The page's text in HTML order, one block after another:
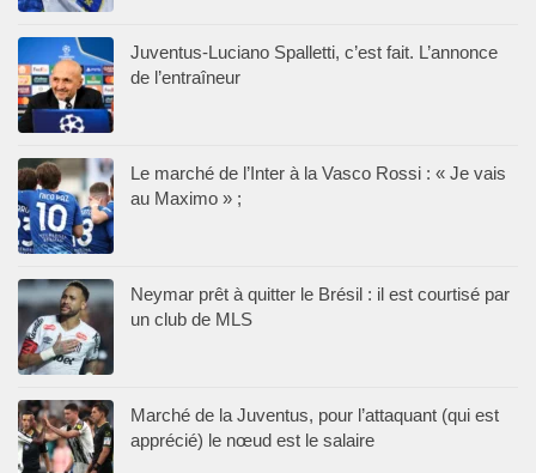
Juventus-Luciano Spalletti, c’est fait. L’annonce
de l’entraîneur
Le marché de l’Inter à la Vasco Rossi : « Je vais
au Maximo » ;
Neymar prêt à quitter le Brésil : il est courtisé par
un club de MLS
Marché de la Juventus, pour l’attaquant (qui est
apprécié) le nœud est le salaire